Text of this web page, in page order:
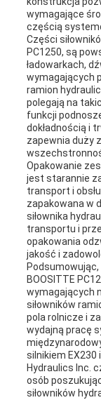
wymagające
częścią
Części
PC1250, są
ładowarkach,
wymagających
ramion
polegają na
funkcji
dokładnością i
zapewnia duży
Opakowanie
jest starannie
transport i
zapakowana w
siłownika
transportu i
opakowania
jakość i
Podsumowując,
BOOSITTE
wymagających
siłowników
pola rolnicze i
wydajną pracę
silnikiem EX230
Hydraulics Inc.
osób
siłowników